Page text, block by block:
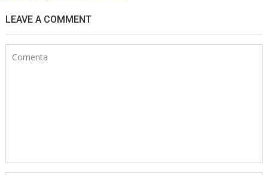
LEAVE A COMMENT